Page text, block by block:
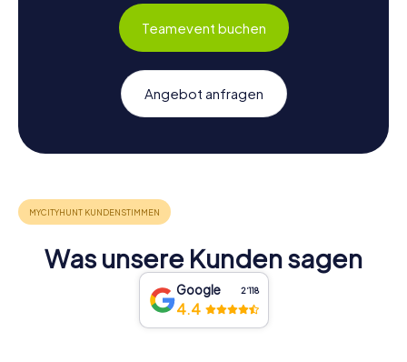
Teamevent buchen
Angebot anfragen
Was unsere Kunden sagen
Google 2‘118
4.4